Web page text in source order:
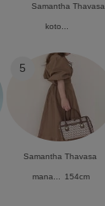
Samantha Thavasa
koto...
5
Samantha Thavasa
mana... 154cm